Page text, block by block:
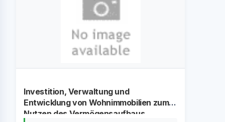
Investition, Verwaltung und
Entwicklung von Wohnimmobilien zum
Nutzen des Vermögensaufbaus